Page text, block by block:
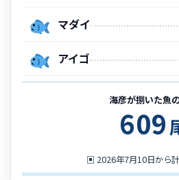
マダイ
アイゴ
海彦が捌いた魚
609
▣ 2026年7月10日から